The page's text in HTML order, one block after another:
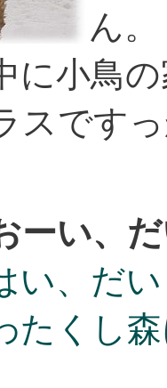
ん。
鳥の家
すっか
ーい、
い、だ
にエ